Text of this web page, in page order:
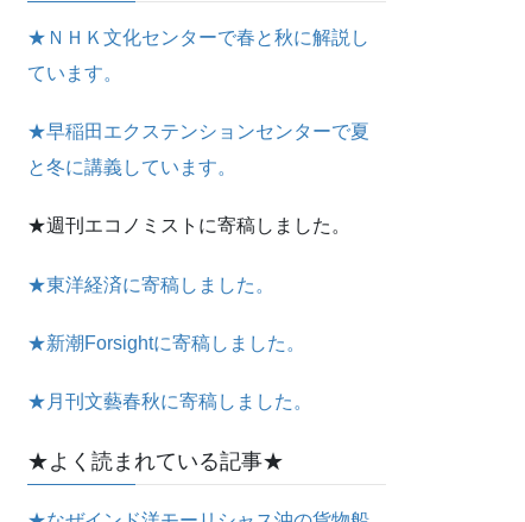
★ＮＨＫ文化センターで春と秋に解説し
ています。
★早稲田エクステンションセンターで夏
と冬に講義しています。
★週刊エコノミストに寄稿しました。
★東洋経済に寄稿しました。
★新潮Forsightに寄稿しました。
★月刊文藝春秋に寄稿しました。
★よく読まれている記事★